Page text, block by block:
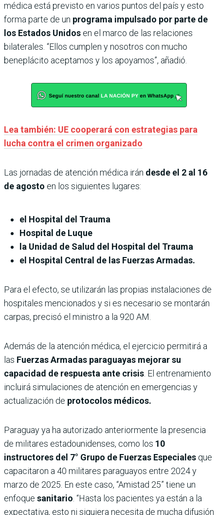
médica está previsto en varios puntos del país y esto
forma parte de un programa impulsado por parte de
los Estados Unidos en el marco de las relaciones
bilaterales. “Ellos cumplen y nosotros con mucho
beneplácito aceptamos y los apoyamos”, añadió.
Lea también: UE cooperará con estrategias para
lucha contra el crimen organizado
Las jornadas de atención médica irán desde el 2 al 16
de agosto en los siguientes lugares:
el Hospital del Trauma
Hospital de Luque
la Unidad de Salud del Hospital del Trauma
el Hospital Central de las Fuerzas Armadas.
Para el efecto, se utilizarán las propias instalaciones de
hospitales mencionados y si es necesario se montarán
carpas, precisó el ministro a la 920 AM.
Además de la atención médica, el ejercicio permitirá a
las Fuerzas Armadas paraguayas mejorar su
capacidad de respuesta ante crisis . El entrenamiento
incluirá simulaciones de atención en emergencias y
actualización de protocolos médicos.
Paraguay ya ha autorizado anteriormente la presencia
de militares estadounidenses, como los 10
instructores del 7° Grupo de Fuerzas Especiales que
capacitaron a 40 militares paraguayos entre 2024 y
marzo de 2025. En este caso, “Amistad 25” tiene un
enfoque sanitario . “Hasta los pacientes ya están a la
expectativa, esto ni siquiera necesita de mucha difusión